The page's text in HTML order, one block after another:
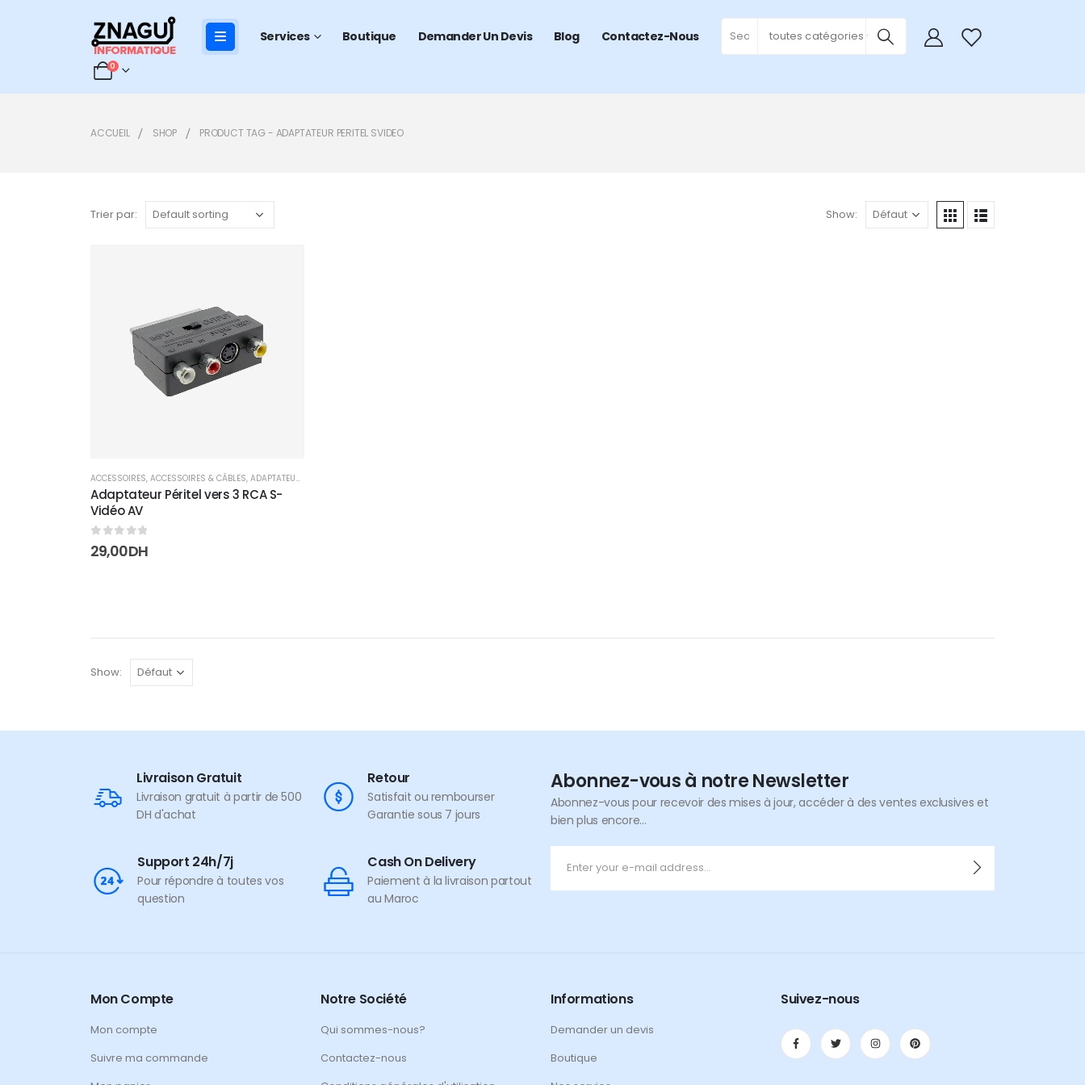
Services Boutique Demander Un Devis Blog Contactez-Nous toutes catégories 0
0
ACCUEIL SHOP PRODUCT TAG - ADAPTATEUR PERITEL SVIDEO
Trier par: Show:
ACCESSOIRES, ACCESSOIRES & CÂBLES, ADAPTATEURS
Adaptateur Péritel vers 3 RCA S-
Vidéo AV
0sur 5
29,00DH
Show:
Livraison Gratuit
Livraison gratuit à partir de 500
DH d'achat
Retour
Satisfait ou rembourser
Garantie sous 7 jours
Support 24h/7j
Pour répondre à toutes vos
question
Cash On Delivery
Paiement à la livraison partout
au Maroc
Abonnez-vous à notre Newsletter
Abonnez-vous pour recevoir des mises à jour, accéder à des ventes exclusives et
bien plus encore...
Mon Compte
Mon compte
Suivre ma commande
Notre Société
Qui sommes-nous?
Contactez-nous
Informations
Demander un devis
Boutique
Suivez-nous